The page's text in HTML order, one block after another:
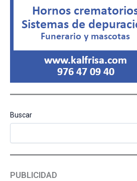
Buscar
PUBLICIDAD